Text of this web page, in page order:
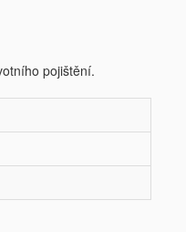
pojištění.